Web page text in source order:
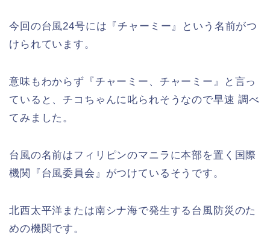
今回の台風24号には『チャーミー』という名前がつ
けられています。
意味もわからず『チャーミー、チャーミー』と言っ
ていると、チコちゃんに叱られそうなので早速 調べ
てみました。
台風の名前はフィリピンのマニラに本部を置く国際
機関『台風委員会』がつけているそうです。
北西太平洋または南シナ海で発生する台風防災のた
めの機関です。